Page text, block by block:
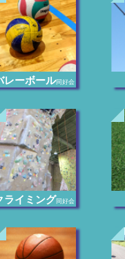
レーボール同好会
ライミング同好会